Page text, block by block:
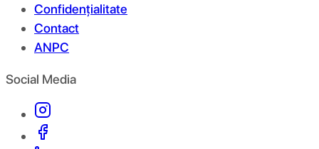
Confidențialitate
Contact
ANPC
Social Media